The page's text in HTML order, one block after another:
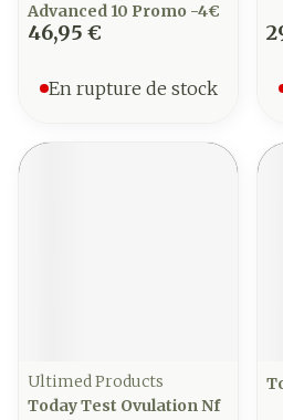
Advanced 10 Promo -4€
46,95 €
En rupture de stock
Ultimed Products
Today Test Ovulation Nf